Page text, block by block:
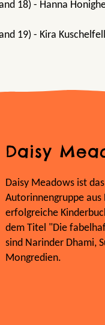
18) - Hanna
19) - Kira
Daisy
Daisy Meadows ist
Autorinnengruppe
erfolgreiche
dem Titel "Die
sind Narinder Dhami,
Mongredien.